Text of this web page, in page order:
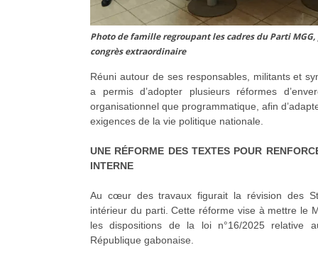
Photo de famille regroupant les cadres du Parti
congrès extraordinaire
Réuni autour de ses responsables, militants et
a permis d’adopter plusieurs réformes
organisationnel que programmatique, afin
exigences de la vie politique nationale.
UNE RÉFORME DES TEXTES POUR
INTERNE
Au cœur des travaux figurait la révision des
intérieur du parti. Cette réforme vise à mettre le
les dispositions de la loi n°16/2025 relative
République gabonaise.